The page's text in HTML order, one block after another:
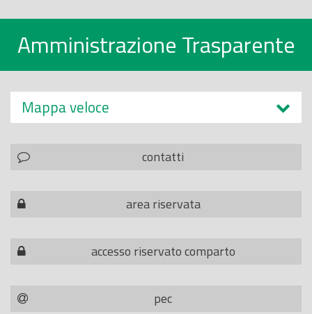
Amministrazione Trasparente
Mappa veloce
contatti
area riservata
accesso riservato comparto
pec